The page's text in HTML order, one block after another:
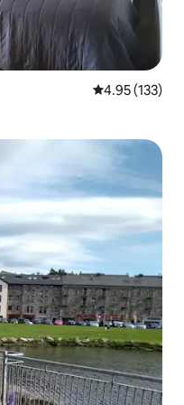
औसत रेटिंग 5 में से
4.95 (133)